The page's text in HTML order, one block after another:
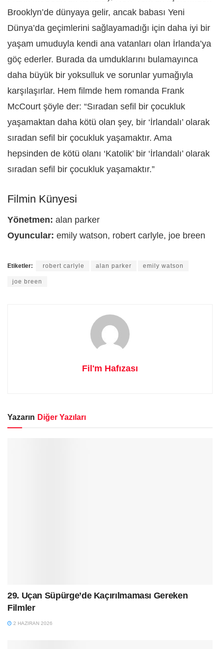
Brooklyn’de dünyaya gelir, ancak babası Yeni
Dünya’da geçimlerini sağlayamadığı için daha iyi bir
yaşam umuduyla kendi ana vatanları olan İrlanda’ya
göç ederler. Burada da umduklarını bulamayınca
daha büyük bir yoksulluk ve sorunlar yumağıyla
karşılaşırlar. Hem filmde hem romanda Frank
McCourt şöyle der: “Sıradan sefil bir çocukluk
yaşamaktan daha kötü olan şey, bir ‘İrlandalı’ olarak
sıradan sefil bir çocukluk yaşamaktır. Ama
hepsinden de kötü olanı ‘Katolik’ bir ‘İrlandalı’ olarak
sıradan sefil bir çocukluk yaşamaktır.”
Filmin Künyesi
Yönetmen: alan parker
Oyuncular: emily watson, robert carlyle, joe breen
Etiketler: robert carlyle alan parker emily watson
joe breen
Fil'm Hafızası
Yazarın Diğer Yazıları
29. Uçan Süpürge’de Kaçırılmaması Gereken
Filmler
2 HAZIRAN 2026